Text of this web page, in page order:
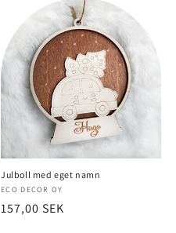
Julboll med eget namn
Säljare:
ECO DECOR OY
Normalt
157,00 SEK